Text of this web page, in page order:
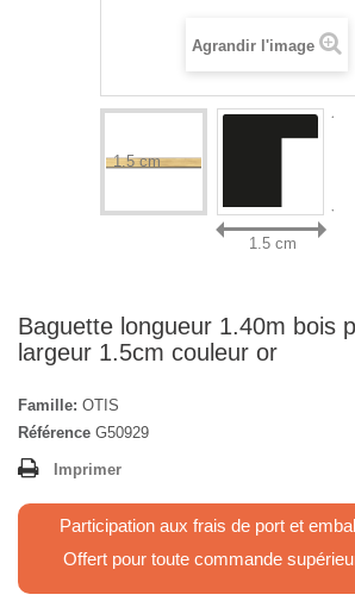
Agrandir l'image
1.5 cm
1.5 cm
Baguette longueur 1.40m bois
largeur 1.5cm couleur or
Famille: OTIS
Référence G50929
Imprimer
Participation aux frais de port et
Offert pour toute commande